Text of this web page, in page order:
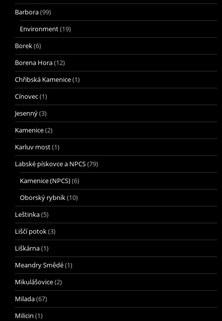
Barbora(99)
Environment(19)
Borek(6)
Borena Hora(12)
Chřibská Kamenice(1)
Cínovec(1)
Jesenný(3)
Kamenice(2)
Karluv most(1)
Labské pískovce a NPCS(79)
Kamenice (NPCS)(6)
Oborský rybník(10)
Leštinka(5)
Liščí potok(3)
Liškárna(1)
Meandry Smědé(1)
Mikulášovice(2)
Milada(67)
Milicin (1)